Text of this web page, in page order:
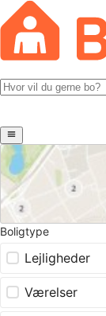
Boligtype
Lejligheder
Værelser